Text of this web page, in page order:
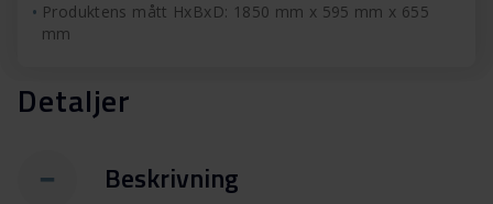
Produktens mått HxBxD: 1850 mm x 595 mm x 655
mm
Detaljer
Beskrivning